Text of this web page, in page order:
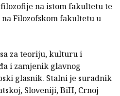
na istom fakultetu te
Filozofskom fakultetu u
za teoriju, kulturu i
i zamjenik glavnog
glasnik. Stalni je suradnik
Sloveniji, BiH, Crnoj